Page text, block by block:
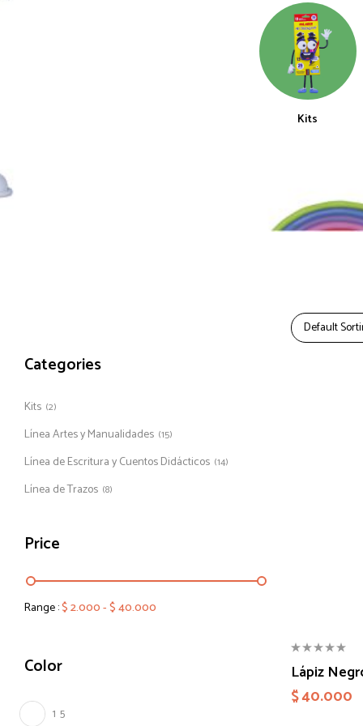
Kits
Categories
Kits (2)
Línea Artes y Manualidades (15)
Línea de Escritura y Cuentos Didácticos (14)
Línea de Trazos (8)
Price
Range :$2.000-$40.000
Color
1 5
Default
Lápiz
$40.000